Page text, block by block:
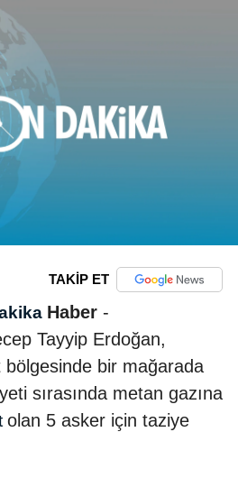
TAKİP ET
Haber -
Tayyip Erdoğan,
bir mağarada
sırasında metan gazına
olan 5 asker için taziye